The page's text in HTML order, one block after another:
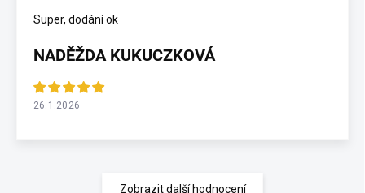
Super, dodání ok
NADĚŽDA KUKUCZKOVÁ
26.1.2026
Zobrazit další hodnocení